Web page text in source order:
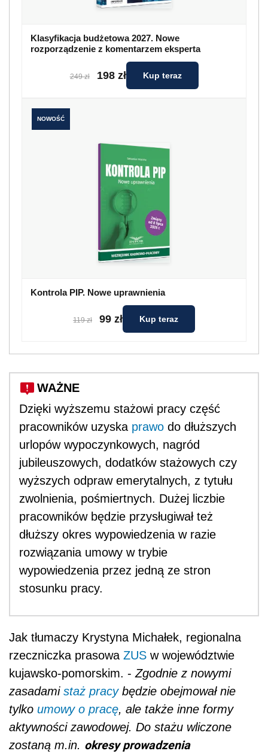
Klasyfikacja budżetowa 2027. Nowe
rozporządzenie z komentarzem eksperta
249 zł 198 zł Kup teraz
NOWOŚĆ
Kontrola PIP. Nowe uprawnienia
119 zł 99 zł Kup teraz
WAŻNE
Dzięki wyższemu stażowi pracy część
pracowników uzyska prawo do dłuższych
urlopów wypoczynkowych, nagród
jubileuszowych, dodatków stażowych czy
wyższych odpraw emerytalnych, z tytułu
zwolnienia, pośmiertnych. Dużej liczbie
pracowników będzie przysługiwał też
dłuższy okres wypowiedzenia w razie
rozwiązania umowy w trybie
wypowiedzenia przez jedną ze stron
stosunku pracy.
Jak tłumaczy Krystyna Michałek, regionalna
rzeczniczka prasowa ZUS w województwie
kujawsko-pomorskim. - Zgodnie z nowymi
zasadami staż pracybędzie obejmował nie
tylko umowy o pracę, ale także inne formy
aktywności zawodowej. Do stażu wliczone
zostaną m.in. okresy prowadzenia